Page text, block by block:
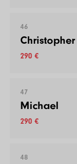
46
290 €
47
Michael
290 €
48